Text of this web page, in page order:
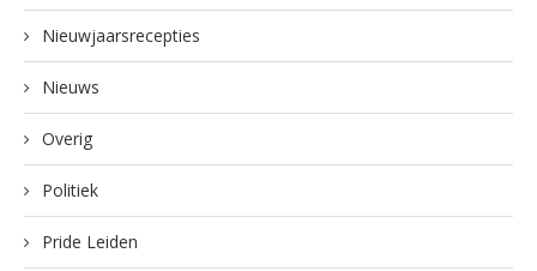
Nieuwjaarsrecepties
Nieuws
Overig
Politiek
Pride Leiden